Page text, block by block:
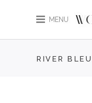
MENU
RIVER